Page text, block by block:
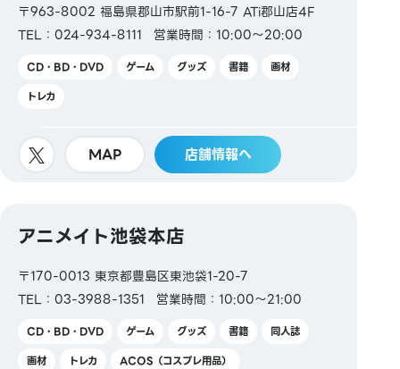
〒963-8002 福島県郡山市駅前1-16-7 ATi郡山店4F
TEL：024-934-8111
営業時間：10:00～20:00
CD・BD・DVD ゲーム グッズ 書籍
画材
トレカ
MAP 店舗情報へ
アニメイト池袋本店
〒170-0013 東京都豊島区東池袋1-20-7
TEL：03-3988-1351
営業時間：10:00～21:00
CD・BD・DVD ゲーム グッズ 書籍
同人誌
画材
トレカ ACOS（コスプレ用品）